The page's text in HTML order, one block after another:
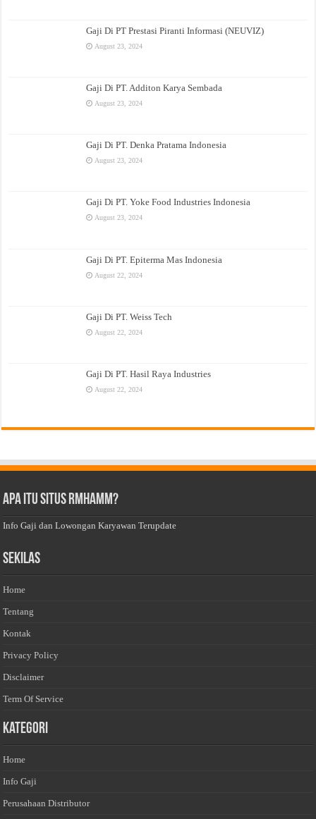
Gaji Di PT Prestasi Piranti Informasi (NEUVIZ)
August 23, 2024
Gaji Di PT. Additon Karya Sembada
August 23, 2024
Gaji Di PT. Denka Pratama Indonesia
August 23, 2024
Gaji Di PT. Yoke Food Industries Indonesia
August 23, 2024
Gaji Di PT. Epiterma Mas Indonesia
August 22, 2024
Gaji Di PT. Weiss Tech
August 22, 2024
Gaji Di PT. Hasil Raya Industries
August 22, 2024
Apa Itu Situs Rmhamm?
Info Gaji dan Lowongan Karyawan Terupdate
Sekilas
Home
Tentang
Kontak
Privacy Policy
Disclaimer
Term Of Service
Kategori
Home
Info Gaji
Perusahaan Distributor